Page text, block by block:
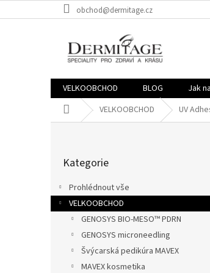
na
obchod@dermitage.cz
VELKOOBCHOD BLOG Jak
Domů VELKOOBCHOD UV
a
n
kategorie
Kategorie
Prohlédnout vše
VELKOOBCHOD
GENOSYS BIO-MESO™ PDRN
GENOSYS microneedling
Švýcarská pedikúra MAVEX
MAVEX kosmetika